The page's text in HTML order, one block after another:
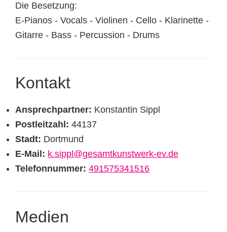
Die Besetzung:
E-Pianos - Vocals - Violinen - Cello - Klarinette -
Gitarre - Bass - Percussion - Drums
Kontakt
Ansprechpartner: Konstantin Sippl
Postleitzahl: 44137
Stadt: Dortmund
E-Mail: k.sippl@gesamtkunstwerk-ev.de
Telefonnummer: 491575341516
Medien